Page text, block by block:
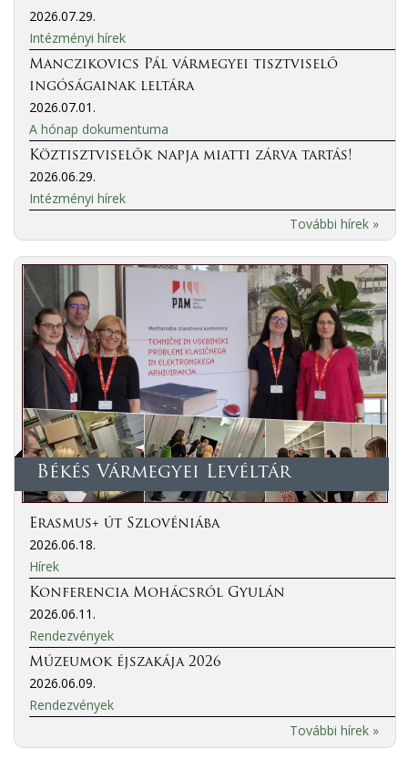
2026.07.29.
Intézményi hírek
Manczikovics Pál vármegyei tisztviselő
ingóságainak leltára
2026.07.01.
A hónap dokumentuma
Köztisztviselők napja miatti zárva tartás!
2026.06.29.
Intézményi hírek
További hírek »
Békés Vármegyei Levéltár
Erasmus+ út Szlovéniába
2026.06.18.
Hírek
Konferencia Mohácsról Gyulán
2026.06.11.
Rendezvények
Múzeumok éjszakája 2026
2026.06.09.
Rendezvények
További hírek »